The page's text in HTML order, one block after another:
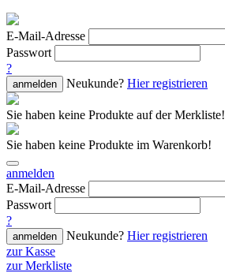
E-Mail-Adresse
Passwort
?
anmelden Neukunde? Hier registrieren
Sie haben keine Produkte auf der Merkliste!
Sie haben keine Produkte im Warenkorb!
anmelden
E-Mail-Adresse
Passwort
?
anmelden Neukunde? Hier registrieren
zur Kasse
zur Merkliste